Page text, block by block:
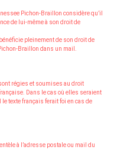
Pichon-Braillon considère qu’il
de lui-même à son droit de
pleinement de son droit de
Braillon dans un mail.
régies et soumises au droit
Dans le cas où elles seraient
texte français ferait foi en cas de
à l’adresse postale ou mail du